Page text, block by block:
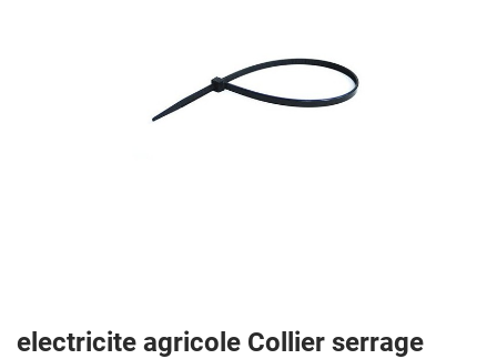
electricite agricole Collier serrage